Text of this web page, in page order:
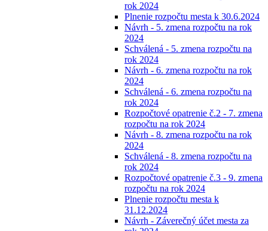
rok 2024
Plnenie rozpočtu mesta k 30.6.2024
Návrh - 5. zmena rozpočtu na rok
2024
Schválená - 5. zmena rozpočtu na
rok 2024
Návrh - 6. zmena rozpočtu na rok
2024
Schválená - 6. zmena rozpočtu na
rok 2024
Rozpočtové opatrenie č.2 - 7. zmena
rozpočtu na rok 2024
Návrh - 8. zmena rozpočtu na rok
2024
Schválená - 8. zmena rozpočtu na
rok 2024
Rozpočtové opatrenie č.3 - 9. zmena
rozpočtu na rok 2024
Plnenie rozpočtu mesta k
31.12.2024
Návrh - Záverečný účet mesta za